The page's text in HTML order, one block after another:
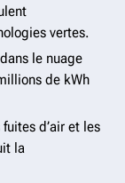
vertes.
le nuage
de kWh
d’air et les
la